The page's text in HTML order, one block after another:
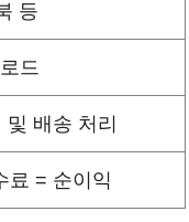
등
드
배송 처리
료 = 순이익